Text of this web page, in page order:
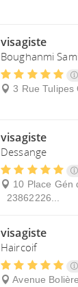
visagiste
Boughanmi
3 Rue Tulipes
visagiste
Dessange
10 Place Gén
23862226...
visagiste
Haircoif
Avenue Bolière